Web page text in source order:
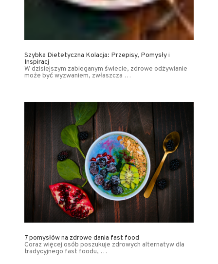
Szybka Dietetyczna Kolacja: Przepisy, Pomysły i
Inspiracj
W dzisiejszym zabieganym świecie, zdrowe odżywianie
może być wyzwaniem, zwłaszcza …
7 pomysłów na zdrowe dania fast food
Coraz więcej osób poszukuje zdrowych alternatyw dla
tradycyjnego fast foodu, …